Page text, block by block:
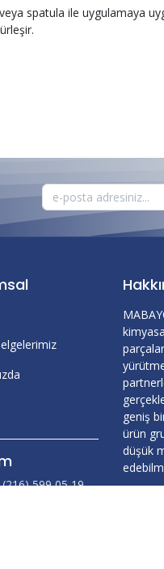
spatula ile uygulamaya
599 05 19
geniş
ürün
düşük